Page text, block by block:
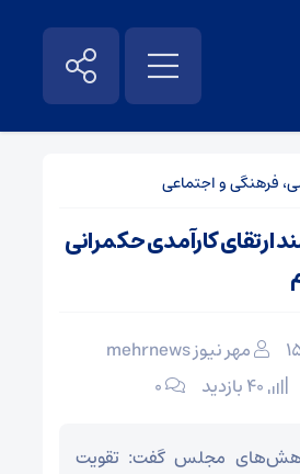
فرهنگی و اجتماعی
ارتقای کارآمدی حکمرانی
مهر نیوز mehrnews
۰
مجلس گفت: تقویت